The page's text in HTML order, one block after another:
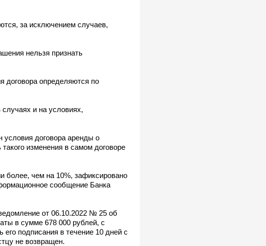
за исключением случаев,
нельзя признать
договора определяются по
и на условиях,
условия договора аренды о
изменения в самом договоре
более, чем на 10%, зафиксировано
сообщение Банка
от 06.10.2022 № 25 об
в сумме 678 000 рублей, с
подписания в течение 10 дней с
не возвращен.